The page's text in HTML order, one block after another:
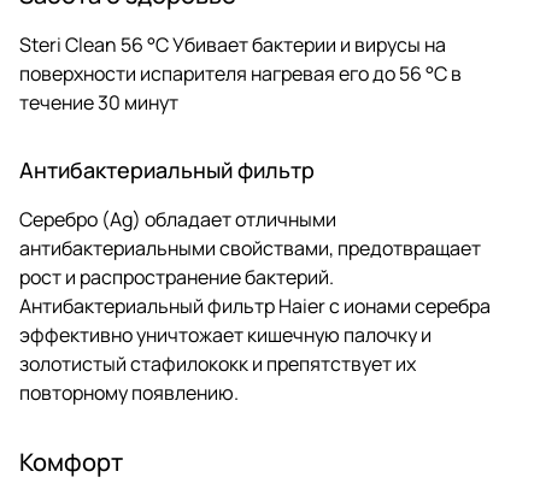
Steri Clean 56 °C Убивает бактерии и вирусы на
поверхности испарителя нагревая его до 56 °С в
течение 30 минут
Антибактериальный фильтр
Серебро (Ag) обладает отличными
антибактериальными свойствами, предотвращает
рост и распространение бактерий.
Антибактериальный фильтр Haier с ионами серебра
эффективно уничтожает кишечную палочку и
золотистый стафилококк и препятствует их
повторному появлению.
Комфорт